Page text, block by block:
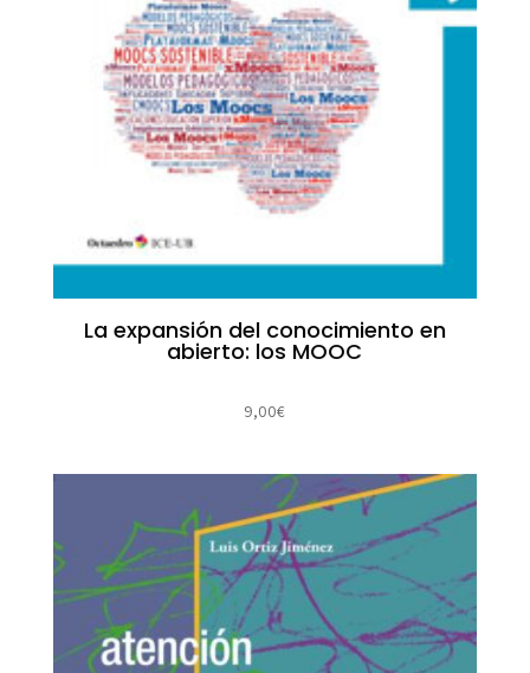
La expansión del conocimiento en
abierto: los MOOC
9,00€